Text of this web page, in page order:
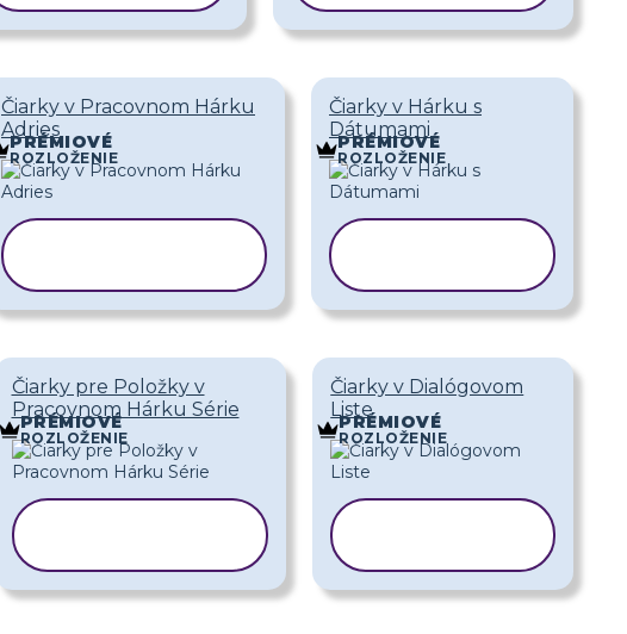
Čiarky v Pracovnom Hárku
Adries
PRÉMIOVÉ
ROZLOŽENIE
Čiarky v Hárku s
Dátumami
PRÉMIOVÉ
ROZLOŽENIE
Čiarky pre Položky v
Pracovnom Hárku Série
PRÉMIOVÉ
ROZLOŽENIE
Čiarky v Dialógovom
Liste
PRÉMIOVÉ
ROZLOŽENIE